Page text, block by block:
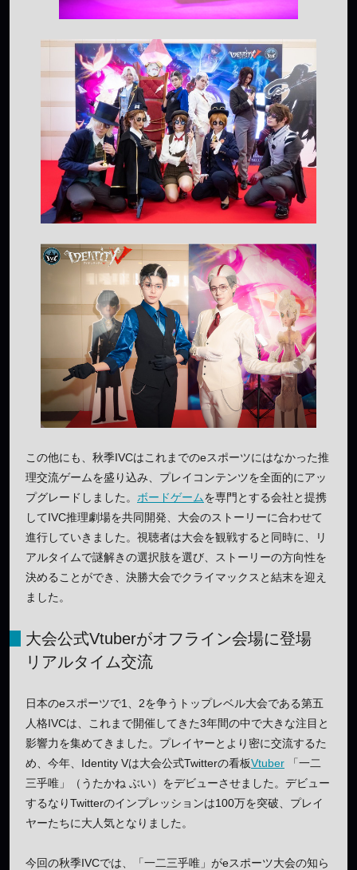
この他にも、秋季IVCはこれまでのeスポーツにはなかった推
理交流ゲームを盛り込み、プレイコンテンツを全面的にアッ
プグレードしました。 ボードゲームを専門とする会社と提携
してIVC推理劇場を共同開発、大会のストーリーに合わせて
進行していきました。視聴者は大会を観戦すると同時に、リ
アルタイムで謎解きの選択肢を選び、ストーリーの方向性を
決めることができ、決勝大会でクライマックスと結末を迎え
ました。
大会公式Vtuberがオフライン会場に登場
リアルタイム交流
日本のeスポーツで1、2を争うトップレベル大会である第五
人格IVCは、これまで開催してきた3年間の中で大きな注目と
影響力を集めてきました。プレイヤーとより密に交流するた
め、今年、Identity Vは大会公式Twitterの看板Vtuber 「一二
三乎唯」（うたかね ぶい）をデビューさせました。デビュー
するなりTwitterのインプレッションは100万を突破、プレイ
ヤーたちに大人気となりました。
今回の秋季IVCでは、「一二三乎唯」がeスポーツ大会の知ら